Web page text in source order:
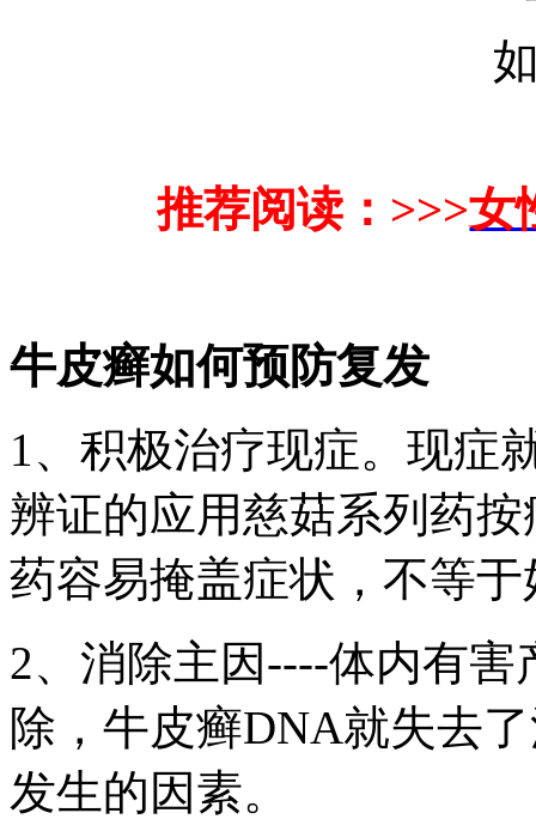
推荐阅读：>>>女
牛皮癣如何预防复发
1、积极治疗现症。现症
辨证的应用慈菇系列药
药容易掩盖症状，不等
2、消除主因----体内有
除，牛皮癣DNA就失去
发生的因素。